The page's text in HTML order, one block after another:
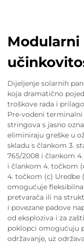
Dijeljenje solarnih
koja dramatično
troškove rada i
Pre-vodeni
stringova s jasno
eliminiraju greške u
skladu s člankom 3.
765/2008 i člankom
i člankom 4. točkom
4. točkom (c) Uredbe
omogućuje
pretvarača ili na
i povezane padove
od eksploziva i za
poklopci omogućuju
održavanje, uz